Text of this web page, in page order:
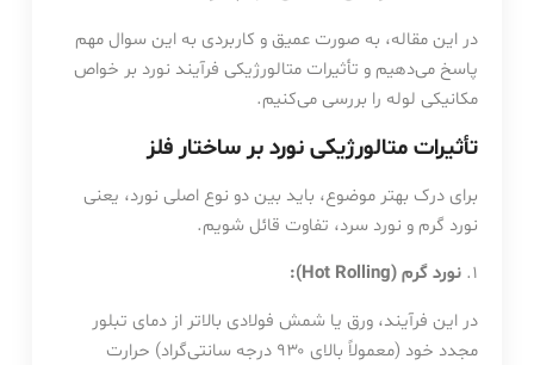
در این مقاله، به صورت عمیق و کاربردی به این سوال مهم
پاسخ می‌دهیم و تأثیرات متالورژیکی فرآیند نورد بر خواص
مکانیکی لوله را بررسی می‌کنیم.
تأثیرات متالورژیکی نورد بر ساختار فلز
برای درک بهتر موضوع، باید بین دو نوع اصلی نورد، یعنی
نورد گرم و نورد سرد، تفاوت قائل شویم.
۱. نورد گرم (Hot Rolling):
در این فرآیند، ورق یا شمش فولادی بالاتر از دمای تبلور
مجدد خود (معمولاً بالای ۹۳۰ درجه سانتی‌گراد) حرارت